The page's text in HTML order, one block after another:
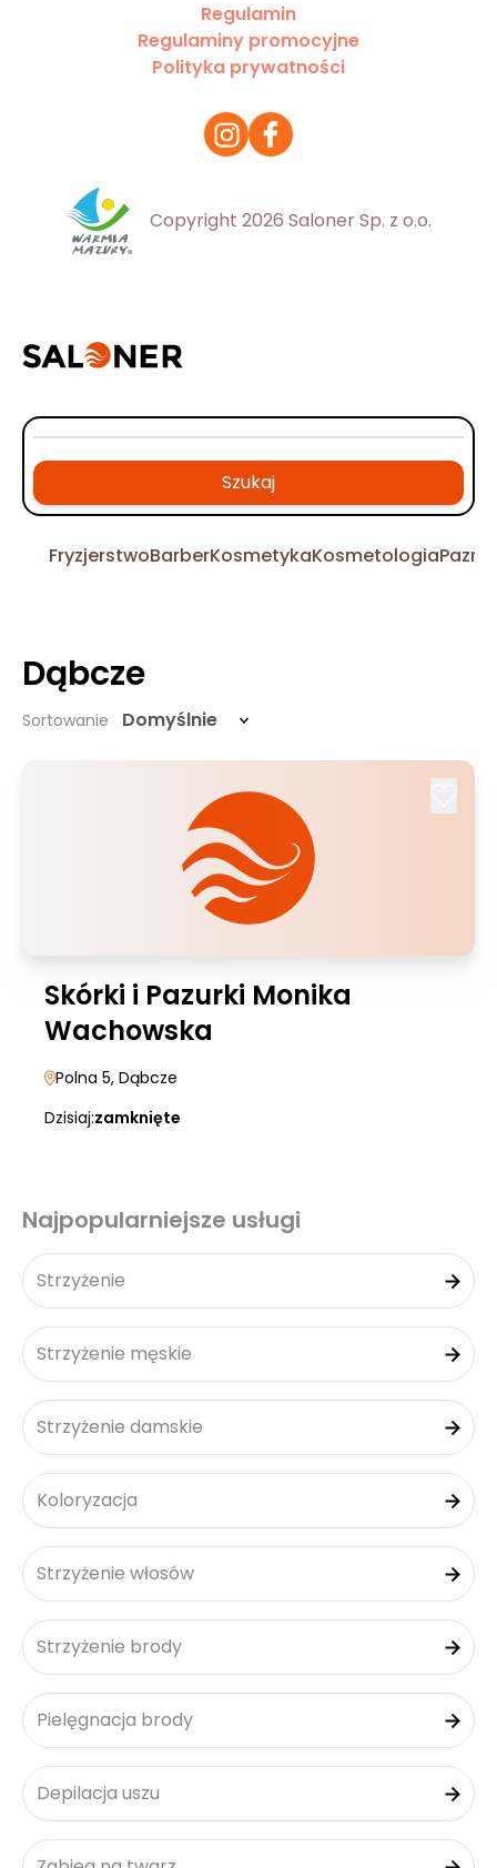
Regulamin
Regulaminy promocyjne
Polityka prywatności
Copyright 2026 Saloner Sp. z o.o.
Szukaj
FryzjerstwoBarberKosmetykaKosmetologia
Dąbcze
Sortowanie Domyślnie
Skórki i Pazurki Monika
Wachowska
Polna 5, Dąbcze
Dzisiaj:zamknięte
Najpopularniejsze usługi
Strzyżenie
Strzyżenie męskie
Strzyżenie damskie
Koloryzacja
Strzyżenie włosów
Strzyżenie brody
Pielęgnacja brody
Depilacja uszu